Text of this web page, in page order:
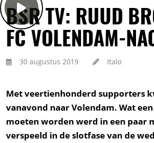
BSR TV: RUUD
FC VOLENDAM-
30 augustus 2019 Italo
Met veertienhonderd supporters
vanavond naar Volendam. Wat
moeten worden werd in een paar
verspeeld in de slotfase van de